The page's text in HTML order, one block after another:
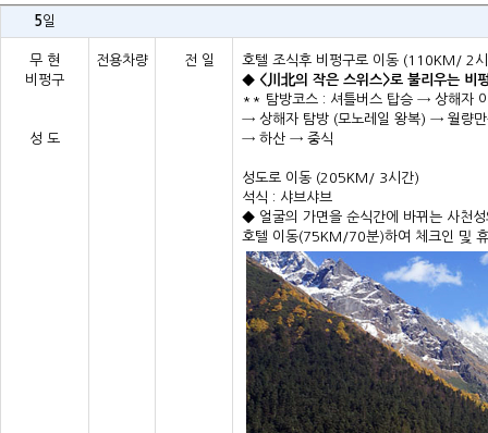
5일
무 현
비펑구
성 도
전용차량 전 일
호텔 조식후 비펑구로 이동 (110KM/ 2
◆ <川北의 작은 스위스>로 불리우는 비
** 탐방코스 : 셔틀버스 탑승 → 상해자
→ 상해자 탐방 (모노레일 왕복) → 월량
→ 하산 → 중식
성도로 이동 (205KM/ 3시간)
석식 : 샤브샤브
◆ 얼굴의 가면을 순식간에 바뀌는 사천
호텔 이동(75KM/70분)하여 체크인 및